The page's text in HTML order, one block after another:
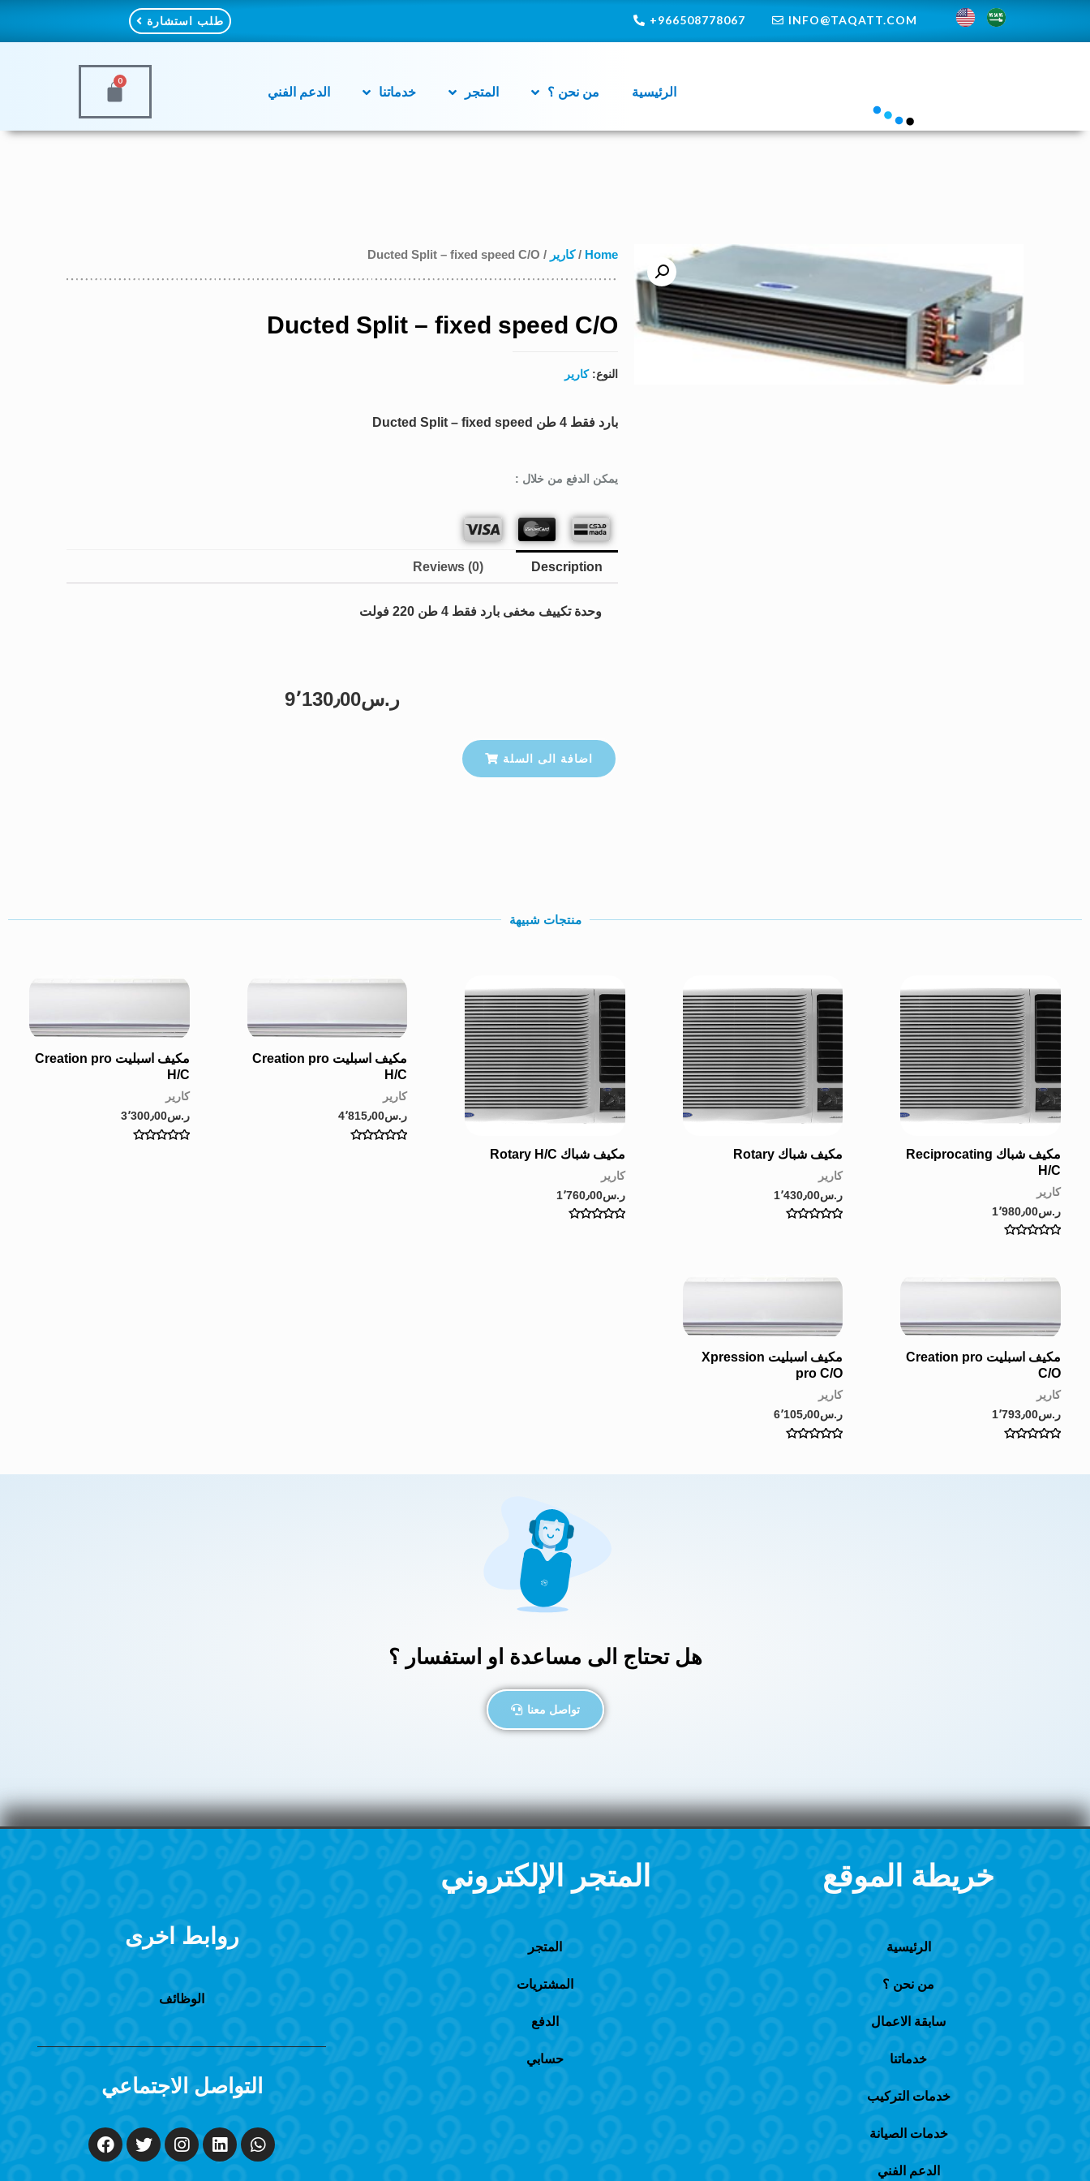
INFO@TAQATT.COM
966508778067+ طلب استشارة
الرئيسية من نحن ؟ المتجر خدماتنا الدعم الفني
0
Home
/كارير / Ducted Split – fixed speed C/O
Ducted Split – fixed speed C/O
النوع: كارير
بارد فقط 4 طن Ducted Split – fixed speed
يمكن الدفع من خلال :
Description
Reviews (0)
وحدة تكييف مخفى بارد فقط 4 طن 220 فولت
ر.س9٬130٫00
اضافة الى السلة
منتجات شبيهة
مكيف شباك Reciprocating
H/C
كارير
ر.س1٬980٫00
of
5
مكيف شباك Rotary
كارير
ر.س1٬430٫00
مكيف شباك Rotary H/C
كارير
ر.س1٬760٫00
مكيف اسبليت Creation pro
H/C
كارير
ر.س4٬815٫00
مكيف اسبليت Creation pro
H/C
كارير
ر.س3٬300٫00
مكيف اسبليت Creation pro
C/O
كارير
ر.س1٬793٫00
مكيف اسبليت Xpression
pro C/O
كارير
ر.س6٬105٫00
هل تحتاج الى مساعدة او استفسار ؟
تواصل معنا
خريطة الموقع
الرئيسية
من نحن ؟
سابقة الاعمال
خدماتنا
خدمات التركيب
خدمات الصيانة
الدعم الفني
المتجر الإلكتروني
المتجر
المشتريات
الدفع
حسابي
روابط اخرى
الوظائف
التواصل الاجتماعي